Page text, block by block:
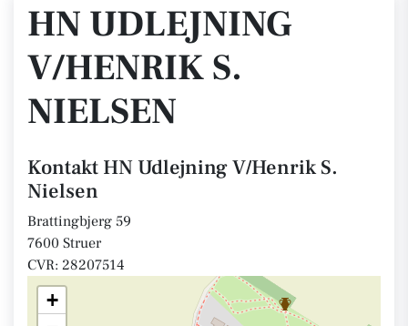
HN UDLEJNING
V/HENRIK S.
NIELSEN
Kontakt HN Udlejning V/Henrik S.
Nielsen
Brattingbjerg 59
7600 Struer
CVR: 28207514
+